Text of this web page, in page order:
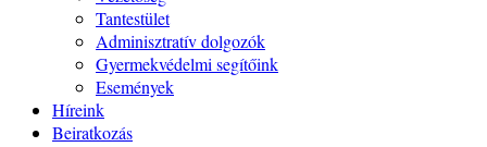
Tantestület
Adminisztratív dolgozók
Gyermekvédelmi segítőink
Események
Híreink
Beiratkozás